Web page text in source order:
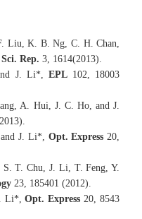
Liu, K. B. Ng, C. H. Chan,
Sci. Rep. 3, 1614(2013).
J. Li*, EPL102, 18003
A. Hui, J. C. Ho, and J.
J. Li*, Opt. Express 20,
T. Chu, J. Li, T. Feng, Y.
23, 185401 (2012).
Li*,Opt. Express 20, 8543